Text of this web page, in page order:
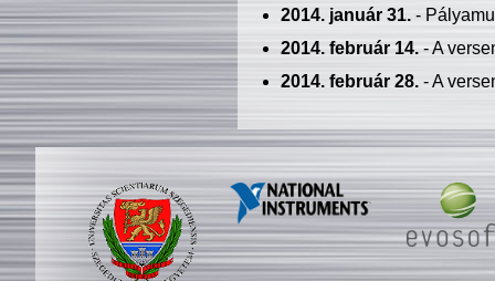
2014. január 31.-
2014. február 14.- A
2014. február 28.- A